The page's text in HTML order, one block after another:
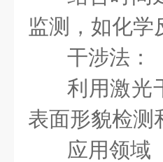
监测，如化
干涉法：
利用激光
表面形貌检测
应用领域